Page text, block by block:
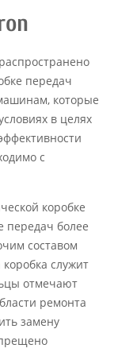
передач
которые
в целях
с
коробке
передач более
составом
служит
отмечают
ремонта
замену